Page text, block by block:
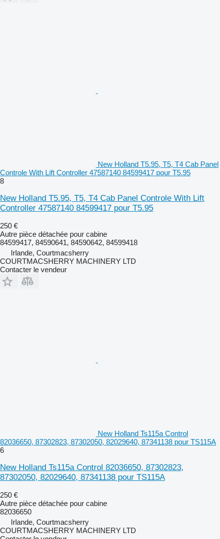
New Holland T5.95, T5, T4 Cab Panel
Controle With Lift Controller 47587140 84599417 pour T5.95
8
New Holland T5.95, T5, T4 Cab Panel Controle With Lift
Controller 47587140 84599417 pour T5.95
250 €
Autre pièce détachée pour cabine
84599417, 84590641, 84590642, 84599418
Irlande, Courtmacsherry
COURTMACSHERRY MACHINERY LTD
Contacter le vendeur
New Holland Ts115a Control
82036650, 87302823, 87302050, 82029640, 87341138 pour TS115A
6
New Holland Ts115a Control 82036650, 87302823,
87302050, 82029640, 87341138 pour TS115A
250 €
Autre pièce détachée pour cabine
82036650
Irlande, Courtmacsherry
COURTMACSHERRY MACHINERY LTD